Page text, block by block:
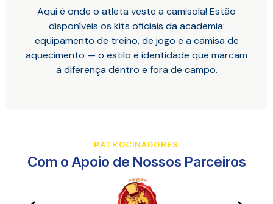
Aqui é onde o atleta veste a camisola! Estão
disponíveis os kits oficiais da academia:
equipamento de treino, de jogo e a camisa de
aquecimento — o estilo e identidade que marcam
a diferença dentro e fora de campo.
PATROCINADORES
Com o Apoio de Nossos Parceiros​